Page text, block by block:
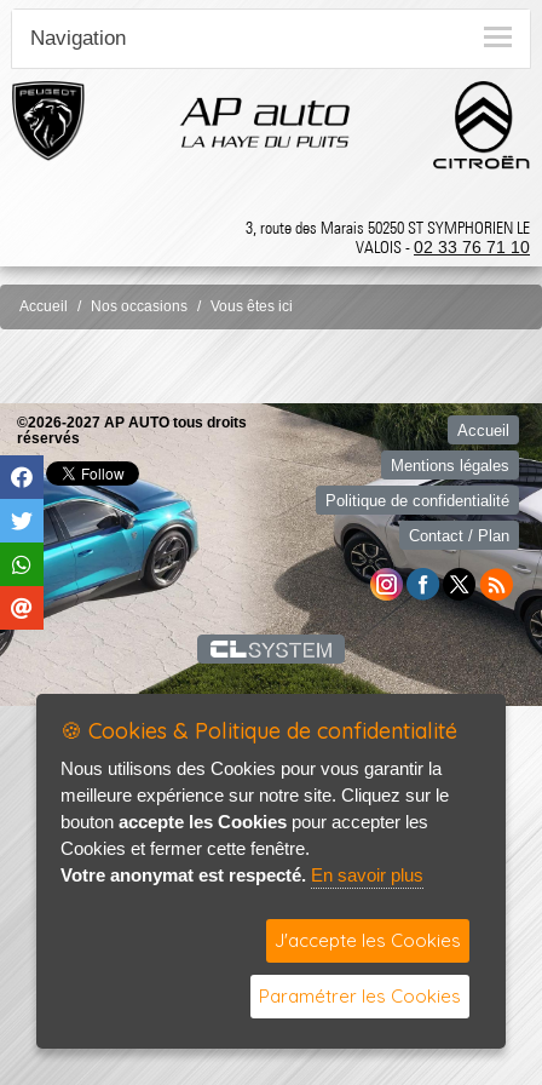
Navigation
3, route des Marais 50250 ST SYMPHORIEN LE
VALOIS -02 33 76 71 10
Accueil Nos occasions Vous êtes ici
©2026-2027 AP AUTO tous droits
réservés
Accueil
Mentions légales
Politique de confidentialité
Contact / Plan
🍪 Cookies & Politique de confidentialité
Nous utilisons des Cookies pour vous garantir la
meilleure expérience sur notre site. Cliquez sur le
bouton accepte les Cookies pour accepter les
Cookies et fermer cette fenêtre.
Votre anonymat est respecté. En savoir plus
J'accepte les Cookies
Paramétrer les Cookies